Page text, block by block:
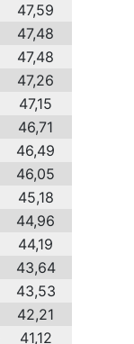
47,59
47,48
47,48
47,26
47,15
46,71
46,49
46,05
45,18
44,96
44,19
43,64
43,53
42,21
41,12